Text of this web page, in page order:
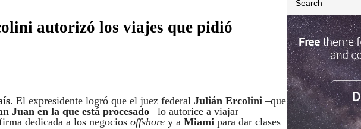
autorizó los viajes que pidió
. El expresidente logró que el juez federal Julián Ercolini –que
Juan en la que está procesado– lo autorice a viajar
dedicada a los negocios offshore y a Miami para dar clases